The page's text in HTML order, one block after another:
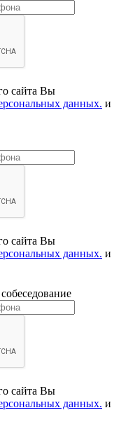
сайта Вы
данных. и
сайта Вы
данных. и
сайта Вы
данных. и